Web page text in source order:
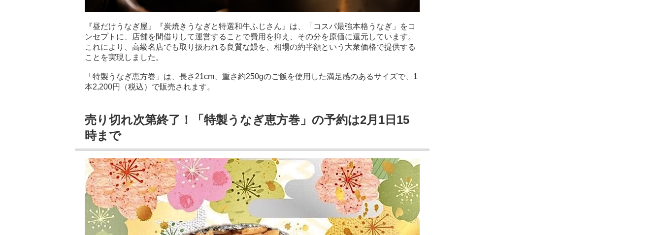
『昼だけうなぎ屋』『炭焼きうなぎと特選和牛ふじさん』は、「コスパ最強本格うなぎ」をコ
ンセプトに、店舗を間借りして運営することで費用を抑え、その分を原価に還元しています。
これにより、高級名店でも取り扱われる良質な鰻を、相場の約半額という大衆価格で提供する
ことを実現しました。
「特製うなぎ恵方巻」は、長さ21cm、重さ約250gのご飯を使用した満足感のあるサイズで、1
本2,200円（税込）で販売されます。
売り切れ次第終了！「特製うなぎ恵方巻」の予約は2月1日15
時まで